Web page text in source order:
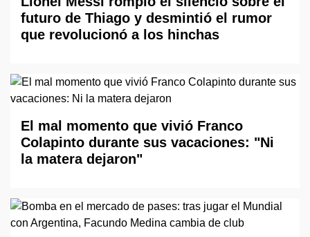
futuro de Thiago y desmintió el rumor
que revolucionó a los hinchas
El mal momento que vivió Franco
Colapinto durante sus vacaciones: "Ni
la matera dejaron"